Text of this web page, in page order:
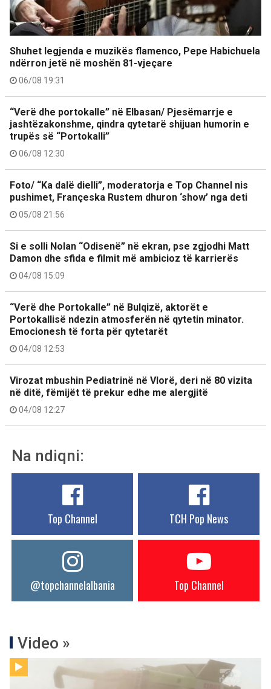
Shuhet legjenda e muzikës flamenco, Pepe Habichuela
ndërron jetë në moshën 81-vjeçare
06/08 19:31
“Verë dhe portokalle” në Elbasan/ Pjesëmarrje e
jashtëzakonshme, qindra qytetarë shijuan humorin e
trupës së “Portokalli”
06/08 12:30
Foto/ “Ka dalë dielli”, moderatorja e Top Channel nis
pushimet, Françeska Rustem dhuron ‘show’ nga deti
05/08 21:56
Si e solli Nolan “Odisenë” në ekran, pse zgjodhi Matt
Damon dhe sfida e filmit më ambicioz të karrierës
04/08 15:09
“Verë dhe Portokalle” në Bulqizë, aktorët e
Portokallisë ndezin atmosferën në qytetin minator.
Emocionesh të forta për qytetarët
04/08 12:53
Virozat mbushin Pediatrinë në Vlorë, deri në 80 vizita
në ditë, fëmijët të prekur edhe me alergjitë
04/08 12:27
Na ndiqni:
Top Channel TCH Pop News
@topchannelalbania Top Channel
Video »